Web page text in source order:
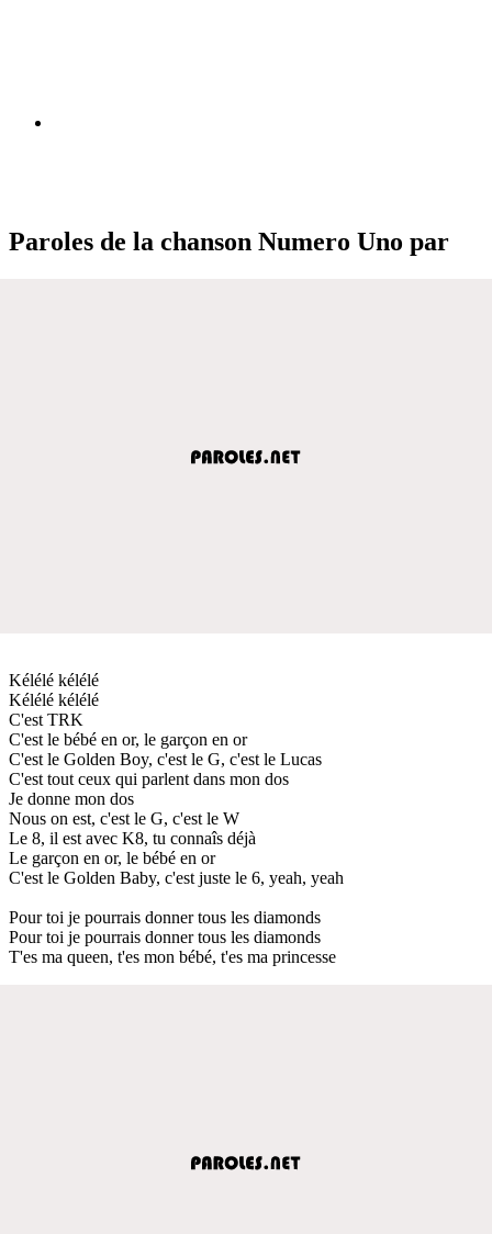
Paroles de la chanson Numero Uno par
Kélélé kélélé
Kélélé kélélé
C'est TRK
C'est le bébé en or, le garçon en or
C'est le Golden Boy, c'est le G, c'est le Lucas
C'est tout ceux qui parlent dans mon dos
Je donne mon dos
Nous on est, c'est le G, c'est le W
Le 8, il est avec K8, tu connaîs déjà
Le garçon en or, le bébé en or
C'est le Golden Baby, c'est juste le 6, yeah, yeah
Pour toi je pourrais donner tous les diamonds
Pour toi je pourrais donner tous les diamonds
T'es ma queen, t'es mon bébé, t'es ma princesse